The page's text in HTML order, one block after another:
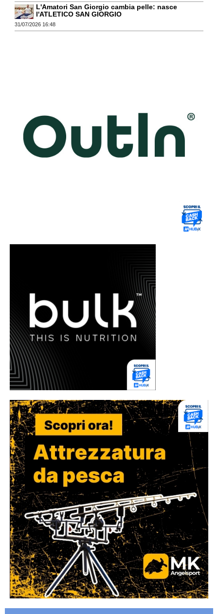
L'Amatori San Giorgio cambia pelle: nasce
l'ATLETICO SAN GIORGIO
31/07/2026 16:48